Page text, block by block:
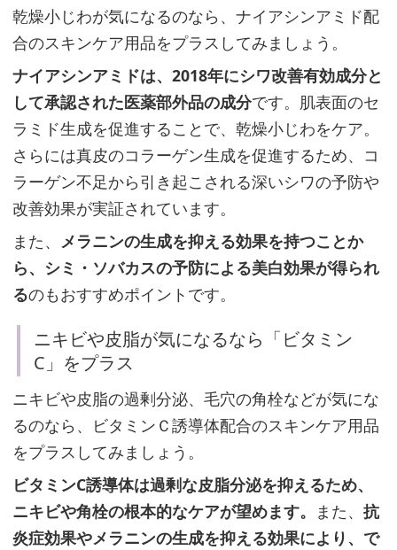
乾
燥
肌
＆
混
合
肌
の
特
徴
に
う
ス
キ
ン
ケ
ア
方
法
乾燥小じわが気になるのなら、ナイアシンアミド配
合のスキンケア用品をプラスしてみましょう。
ナイアシンアミドは、2018年にシワ改善有効成分と
して承認された医薬部外品の成分です。肌表面のセ
ラミド生成を促進することで、乾燥小じわをケア。
さらには真皮のコラーゲン生成を促進するため、コ
ラーゲン不足から引き起こされる深いシワの予防や
改善効果が実証されています。
また、 メラニンの生成を抑える効果を持つことか
ら、シミ・ソバカスの予防による美白効果が得られ
るのもおすすめポイントです。
ニキビや皮脂が気になるなら「ビタミン
C」をプラス
ニキビや皮脂の過剰分泌、毛穴の角栓などが気にな
るのなら、ビタミンＣ誘導体配合のスキンケア用品
をプラスしてみましょう。
ビタミンC誘導体は過剰な皮脂分泌を抑えるため、
ニキビや角栓の根本的なケアが望めます。 また、 抗
炎症効果やメラニンの生成を抑える効果により、で